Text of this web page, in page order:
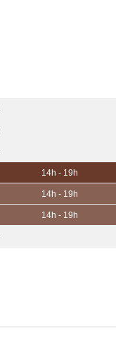
14h - 19h
14h - 19h
14h - 19h